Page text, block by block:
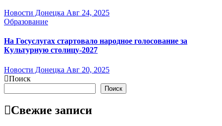
Новости Донецка Авг 24, 2025
Образование
На Госуслугах стартовало народное голосование за
Культурную столицу-2027
Новости Донецка Авг 20, 2025
Поиск
Поиск
Свежие записи